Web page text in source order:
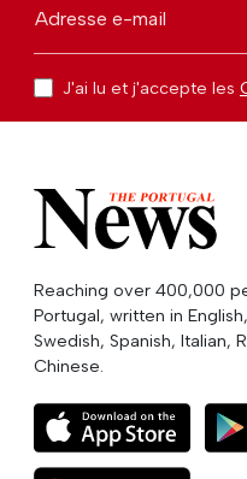
Adresse e-mail
J'ai lu et j'accepte les
Reaching over 400,000
Portugal, written in
Swedish, Spanish, Italian,
Chinese.